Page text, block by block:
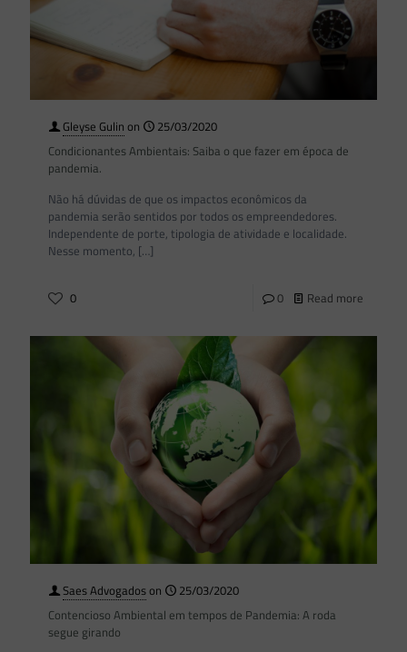
Gleyse Gulin on
25/03/2020
Condicionantes Ambientais: Saiba o que fazer em época de
pandemia.
Não há dúvidas de que os impactos econômicos da
pandemia serão sentidos por todos os empreendedores.
Independente de porte, tipologia de atividade e localidade.
Nesse momento, […]
0 0 Read more
Saes Advogadoson
25/03/2020
Contencioso Ambiental em tempos de Pandemia: A roda
segue girando